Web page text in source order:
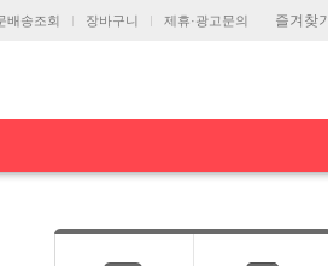
즐겨찾기
배송조회 장바구니 제휴·광고문의